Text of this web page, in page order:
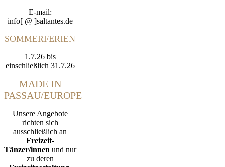
E-mail:
info[ @ ]saltantes.de
SOMMERFERIEN
1.7.26 bis
einschließlich 31.7.26
MADE IN
PASSAU/EUROPE
Unsere Angebote
richten sich
ausschließlich an
Freizeit-
Tänzer/innen und nur
zu deren